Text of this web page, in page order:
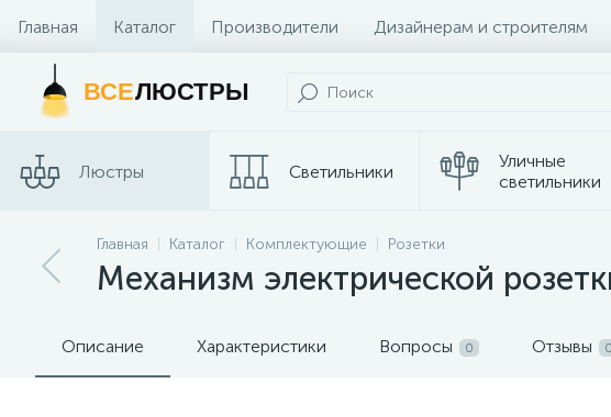
Главная Каталог Производители Дизайнерам и строителям
Контакты и Магазины
ВСЕЛЮСТРЫ
Люстры Светильники
Уличные
светильники
Споты Трековые системы
Главная Каталог Комплектующие Розетки
Механизм электрической
Описание Характеристики Вопросы 0 Отзывы 0